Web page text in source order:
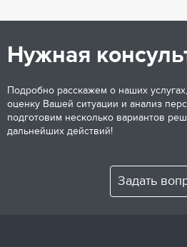
Нужная
Подробно расскажем о наших
оценку Вашей ситуации и анализ
подготовим несколько вариантов
дальнейших действий!
Задать